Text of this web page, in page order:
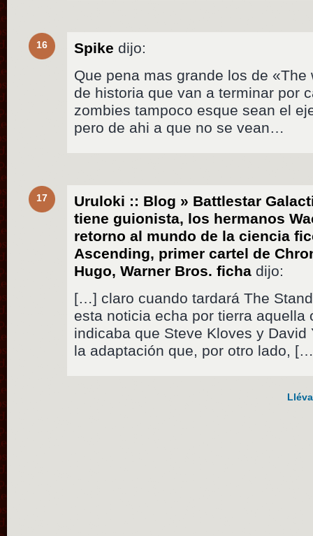
16 Spike dijo:
Que pena mas grande los de
de historia que van a terminar por
zombies tampoco esque sean el
pero de ahi a que no se vean…
17
Uruloki :: Blog » Battlestar
tiene guionista, los hermanos
retorno al mundo de la ciencia
Ascending, primer cartel de
Hugo, Warner Bros. ficha dijo:
[…] claro cuando tardará The
esta noticia echa por tierra aquella
indicaba que Steve Kloves y
la adaptación que, por otro lado,